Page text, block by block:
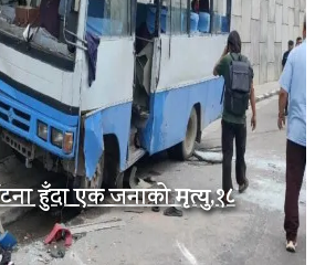
हुँदा एक जनाको मृत्यु,१८